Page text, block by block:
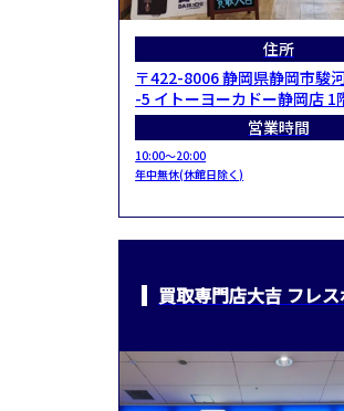
住所
〒422-8006 静岡県静岡市駿
-5 イトーヨーカドー静岡店 1
営業時間
10:00～20:00
年中無休(休館日除く)
買取専門店大吉 フレ